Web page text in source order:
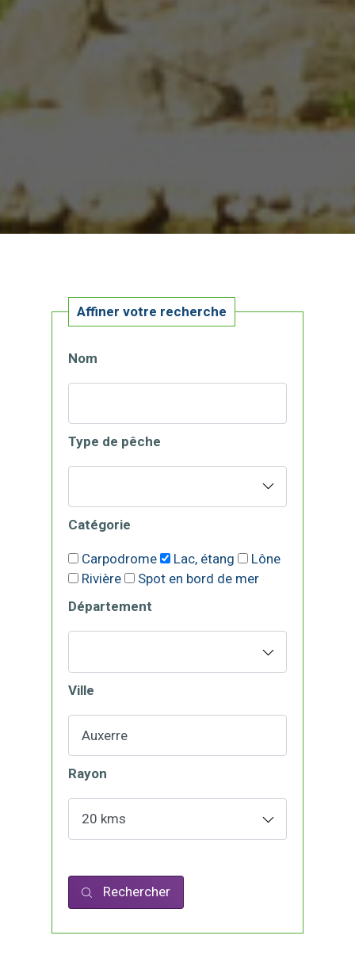
Affiner votre recherche
Nom
Type de pêche
Catégorie
Carpodrome Lac, étang
Lône
Rivière
Spot en bord de mer
Département
Ville
Rayon
Rechercher